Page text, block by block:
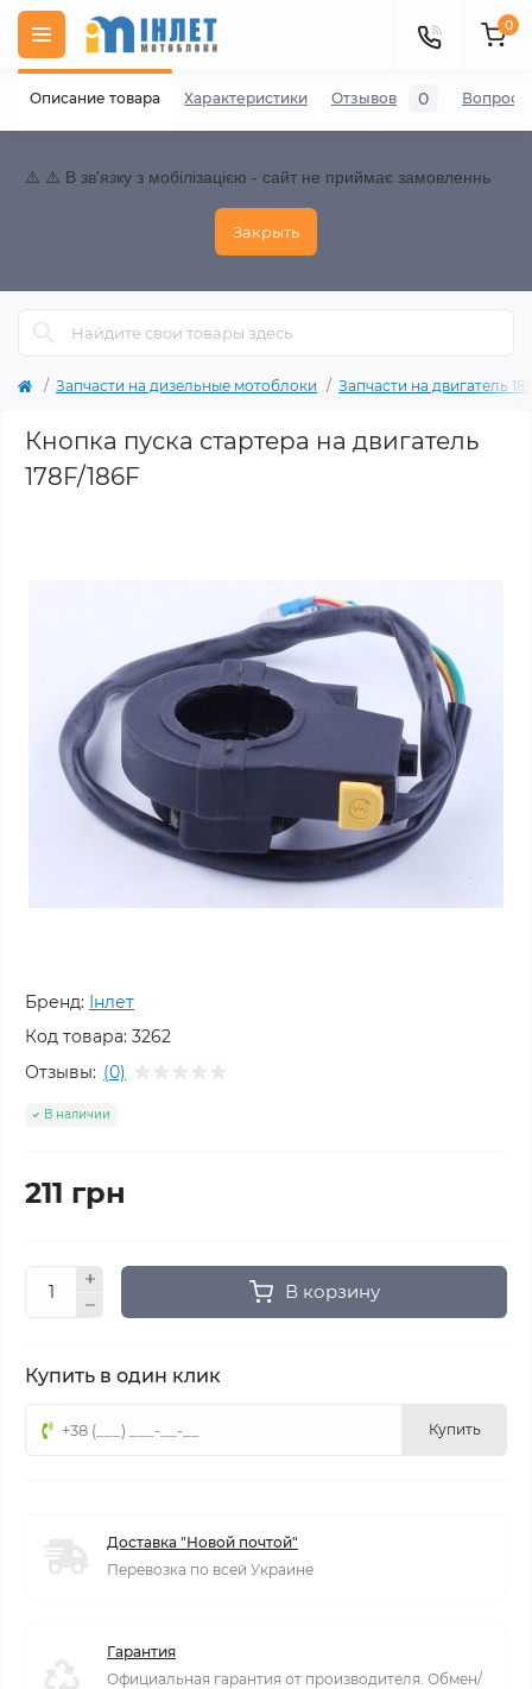
⚠️ ⚠️ В зв'язку з мобілізацією - сайт не приймає замовленнь
Закрыть
0
Запчасти на дизельные мотоблоки Запчасти на двигатель
Кнопка пуска стартера на двигатель
178F/186F
Бренд: Інлет
Код товара: 3262
Отзывы: (0)
В наличии
211 грн
В корзину
Купить в один клик
Купить
Доставка "Новой почтой"
Перевозка по всей Украине
Гарантия
Официальная гарантия от производителя. Обмен/
Описание товара Характеристики Отзывов 0 Вопросы